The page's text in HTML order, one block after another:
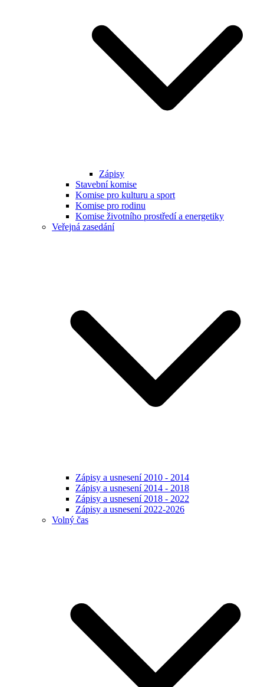
Zápisy
Stavební komise
Komise pro kulturu a sport
Komise pro rodinu
Komise životního prostředí a energetiky
Veřejná zasedání
Zápisy a usnesení 2010 - 2014
Zápisy a usnesení 2014 - 2018
Zápisy a usnesení 2018 - 2022
Zápisy a usnesení 2022-2026
Volný čas